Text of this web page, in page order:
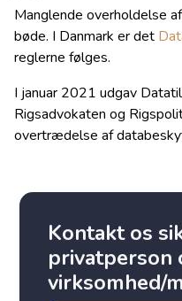
Manglende overholdelse
bøde. I Danmark er det
reglerne følges.
I januar 2021 udgav
Rigsadvokaten og
overtrædelse af
Kontakt os
privatperson
virksomhed/